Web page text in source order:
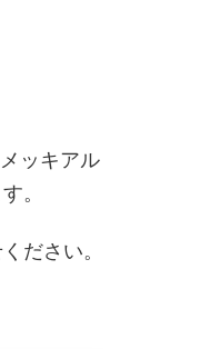
ッキアル
。
ださい。